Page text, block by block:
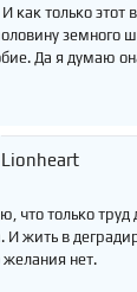
как только этот
земного
Да я думаю
Lionheart
что только труд
И жить в
желания нет.